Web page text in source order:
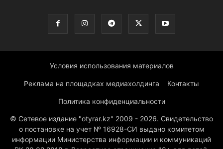
Условия использования материалов
Реклама на площадках медиахолдинга Контакты
Политика конфиденциальности
© Сетевое издание "otyrar.kz" 2009 - 2026. Свидетельство
о постановке на учет № 16928-СИ выдано комитетом
информации Министерства информации и коммуникаций